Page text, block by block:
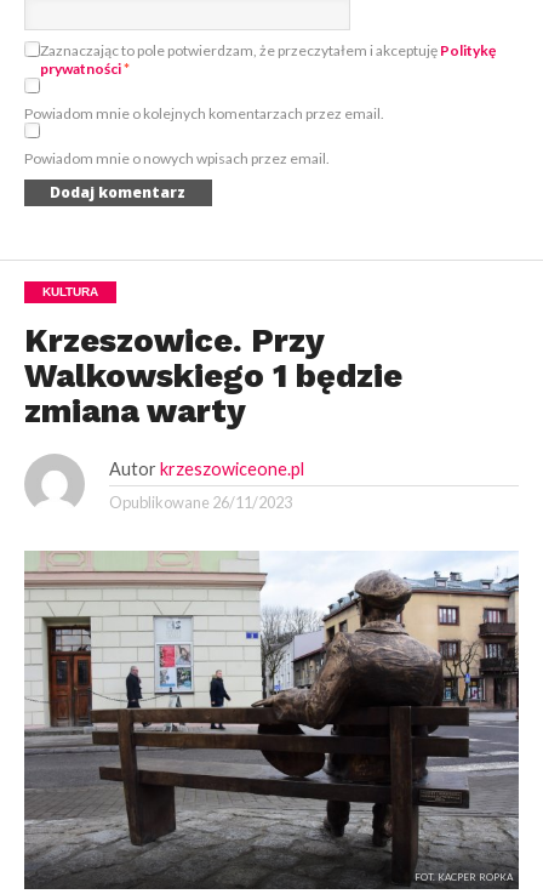
Zaznaczając to pole potwierdzam, że przeczytałem i akceptuję Politykę
prywatności*
Powiadom mnie o kolejnych komentarzach przez email.
Powiadom mnie o nowych wpisach przez email.
KULTURA
Krzeszowice. Przy
Walkowskiego 1 będzie
zmiana warty
Autor krzeszowiceone.pl
Opublikowane 26/11/2023
FOT. KACPER ROPKA